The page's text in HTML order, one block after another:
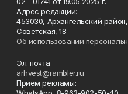
Адрес редакции:
453030, Архангельский
Советская, 18
Об использовании
Эл. почта
arhvest@rambler.ru
Прием рекламы: